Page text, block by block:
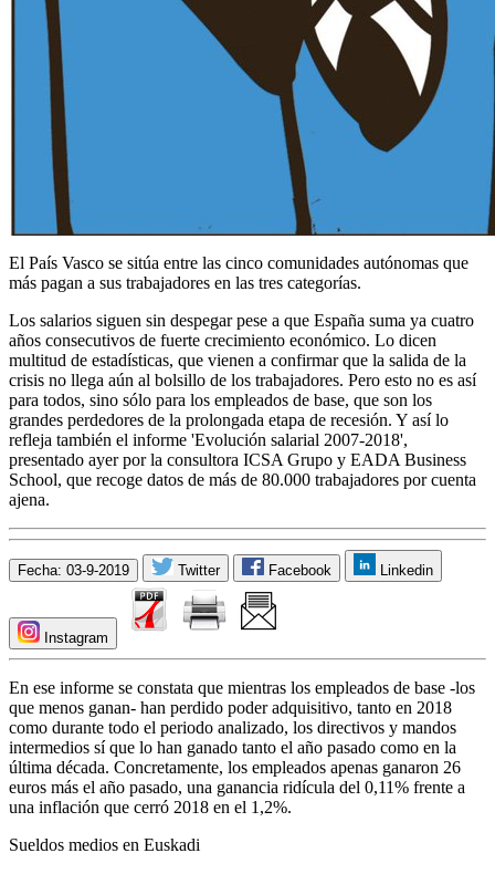
El País Vasco se sitúa entre las cinco comunidades autónomas que
más pagan a sus trabajadores en las tres categorías.
Los salarios siguen sin despegar pese a que España suma ya cuatro
años consecutivos de fuerte crecimiento económico. Lo dicen
multitud de estadísticas, que vienen a confirmar que la salida de la
crisis no llega aún al bolsillo de los trabajadores. Pero esto no es así
para todos, sino sólo para los empleados de base, que son los
grandes perdedores de la prolongada etapa de recesión. Y así lo
refleja también el informe 'Evolución salarial 2007-2018',
presentado ayer por la consultora ICSA Grupo y EADA Business
School, que recoge datos de más de 80.000 trabajadores por cuenta
ajena.
Fecha: 03-9-2019 Twitter Facebook Linkedin
Instagram
En ese informe se constata que mientras los empleados de base -los
que menos ganan- han perdido poder adquisitivo, tanto en 2018
como durante todo el periodo analizado, los directivos y mandos
intermedios sí que lo han ganado tanto el año pasado como en la
última década. Concretamente, los empleados apenas ganaron 26
euros más el año pasado, una ganancia ridícula del 0,11% frente a
una inflación que cerró 2018 en el 1,2%.
Sueldos medios en Euskadi